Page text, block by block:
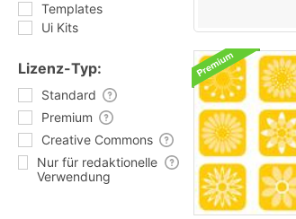
Templates
Ui Kits
Lizenz-Typ:
Standard
Premium
Creative Commons
Nur für redaktionelle
Verwendung